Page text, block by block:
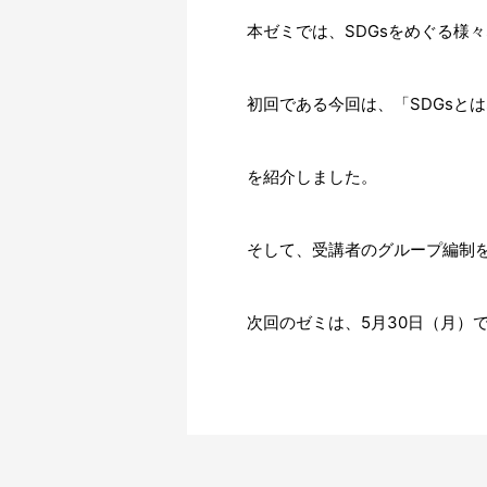
本ゼミでは、SDGsをめぐる様
初回である今回は、「SDGsと
を紹介しました。
そして、受講者のグループ編制
次回のゼミは、5月30日（月）